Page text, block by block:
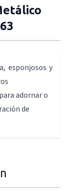
esponjosos y
adornar o
de